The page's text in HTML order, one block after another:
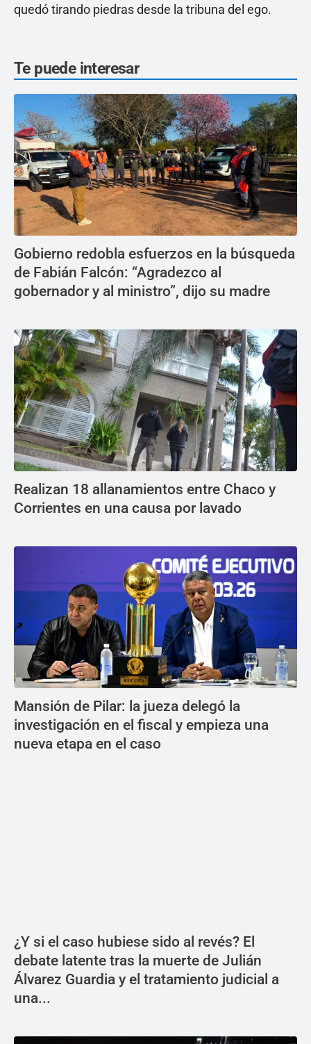
quedó tirando piedras desde la tribuna del ego.
Te puede interesar
Gobierno redobla esfuerzos en la búsqueda
de Fabián Falcón: “Agradezco al
gobernador y al ministro”, dijo su madre
Realizan 18 allanamientos entre Chaco y
Corrientes en una causa por lavado
Mansión de Pilar: la jueza delegó la
investigación en el fiscal y empieza una
nueva etapa en el caso
¿Y si el caso hubiese sido al revés? El
debate latente tras la muerte de Julián
Álvarez Guardia y el tratamiento judicial a
una...